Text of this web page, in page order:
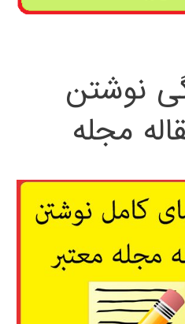
نوشتن
مجله